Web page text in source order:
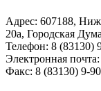
Адрес: 607188,
20а, Городская Дума
Телефон: 8 (83130)
Электронная
Факс: 8 (83130) 9-